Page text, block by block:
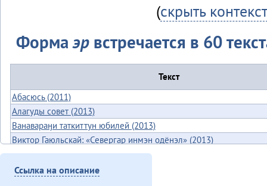
(скрыть контекст
Формаэр встречается в 60
Текст
Абасюсь (2011)
Алагуды совет (2013)
Ванавараӈи таткиттун юбилей (2013)
Виктор Гаюльскай: «Севергар инмэн одёнэл» (2013)
Гарпарикан-мата (1980)
Губернаторвун «севергар» статустулин (2013)
Ссылка на описание